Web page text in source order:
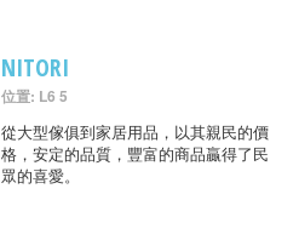
NITORI
位置: L6 5
從大型傢俱到家居用品，以其親民的價
格，安定的品質，豐富的商品贏得了民
眾的喜愛。